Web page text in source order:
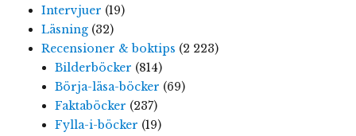
Intervjuer (19)
Läsning(32)
Recensioner & boktips (2 223)
Bilderböcker (814)
Börja-läsa-böcker (69)
Faktaböcker (237)
Fylla-i-böcker (19)